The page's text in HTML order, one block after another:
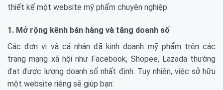
thiết kế một website mỹ phẩm chuyên nghiệp:
1. Mở rộng kênh bán hàng và tăng doanh số
Các đơn vị và cá nhân đã kinh doanh mỹ phẩm trên các
trang mạng xã hội như Facebook, Shopee, Lazada thường
đạt được lượng doanh số nhất định. Tuy nhiên, việc sở hữu
một website riêng sẽ giúp bạn: